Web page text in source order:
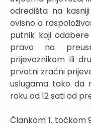
odredišta na
ovisno o
putnik koji
pravo na
prijevoznikom ili
prvotni zračni
uslugama tako da
roku od 12 sati od
Člankom 1. točkom